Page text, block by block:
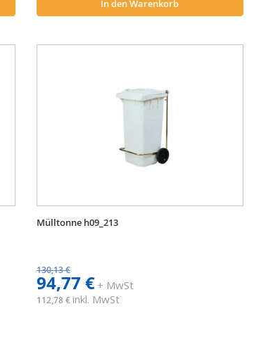
In den Warenkorb
Mülltonne h09_213
130,13 €
94,77 €+ MwSt
112,78 € inkl. MwSt